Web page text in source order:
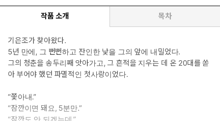
작품 소개 목차
기은조가 찾아왔다.
5년 만에, 그 뻔뻔하고 잔인한 낯을 그의 앞에 내밀었다.
그의 청춘을 송두리째 앗아가고, 그 흔적을 지우는 데 온 20대를 쏟
아 부어야 했던 파멸적인 첫사랑이었다.
“쫓아내.”
“잠깐이면 돼요, 5분만.”